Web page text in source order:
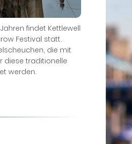
findet Kettlewell
Festival statt.
die mit
diese traditionelle
werden.